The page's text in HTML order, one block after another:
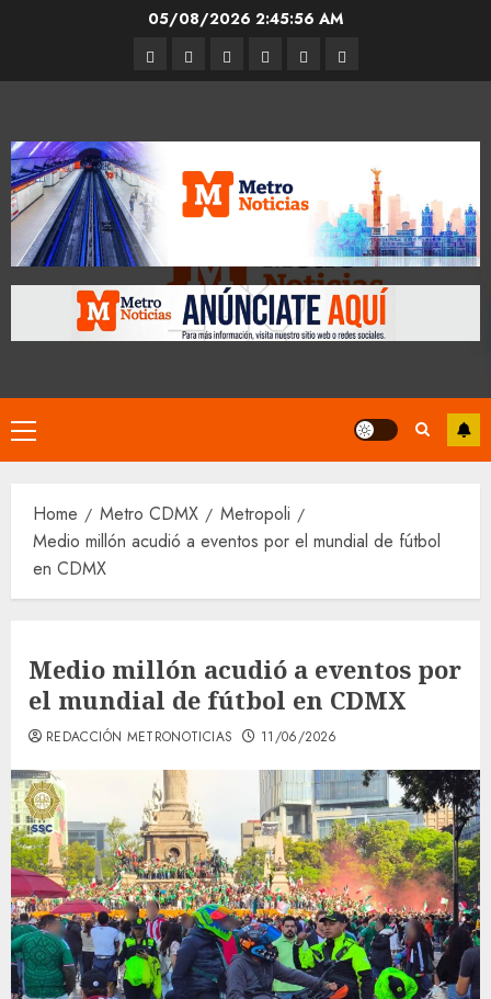
05/08/20262:45:57 AM
Entrevistas
Espectáculos
Movilidad
Metro
CDMX
CulturaOpinión
Primary
Menu
Home Metro CDMX
Metropoli
Medio millón acudió a eventos por el mundial de fútbol
en CDMX
Medio millón acudió a eventos por
el mundial de fútbol en CDMX
REDACCIÓN METRONOTICIAS 11/06/2026